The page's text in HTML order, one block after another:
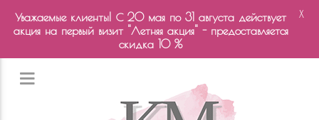
Уважаемые клиенты! С 20 мая по 31 августа действует
акция на первый визит "Летняя акция" - предоставляется
скидка 10 %
X